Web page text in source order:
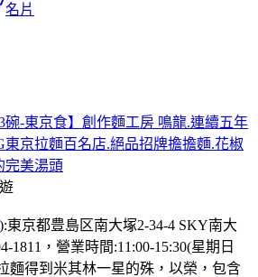
名片
碗-東京食】創作麵工房 鳴龍.連續五年
京拉麵百名店.絕品招牌擔擔麵.花椒
完美湯頭
):東京都豊島区南大塚2-34-4 SKY南大
1811，營業時間:11:00-15:30(星期日
麵得到米其林一星的殊，以榮，包含